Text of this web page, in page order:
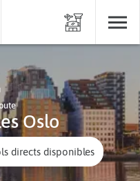
Oslo
directs disponibles